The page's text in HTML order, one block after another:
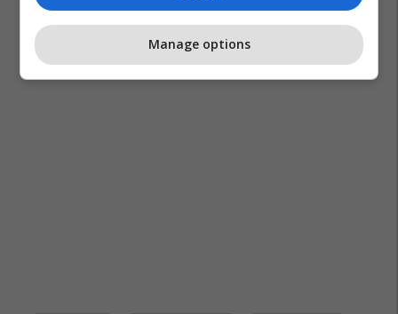
Manage options